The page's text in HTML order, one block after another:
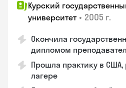
Курский
университет • 2005 г.
Окончила
дипломом
Прошла практику в США,
лагере